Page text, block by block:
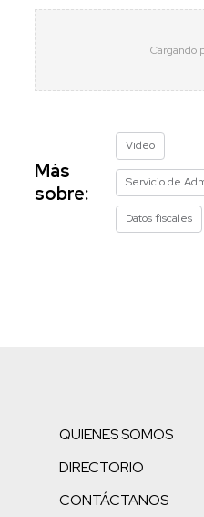
Más
sobre:
Video
Servicio de
Datos fiscales
QUIENES SOMOS
DIRECTORIO
CONTÁCTANOS